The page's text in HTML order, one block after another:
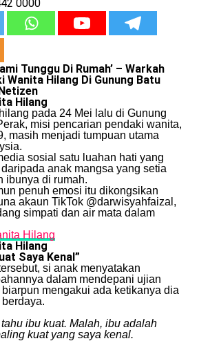
Tunggu Di Rumah’ – Warkah
Wanita Hilang Di Gunung Batu
Hilang
pada 24 Mei lalu di Gunung
misi pencarian pendaki wanita,
masih menjadi tumpuan utama
sosial satu luahan hati yang
anak mangsa yang setia
ibunya di rumah.
penuh emosi itu dikongsikan
akaun TikTok @darwisyahfaizal,
simpati dan air mata dalam
Hilang
Saya Kenal”
si anak menyatakan
dalam mendepani ujian
mengakui ada ketikanya dia
tahu ibu kuat. Malah, ibu adalah
kuat yang saya kenal.